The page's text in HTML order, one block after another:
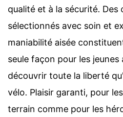
qualité et à la sécurité. Des
sélectionnés avec soin et
maniabilité aisée
seule façon pour les
découvrir toute la liberté
vélo. Plaisir garanti, pour
terrain comme pour les